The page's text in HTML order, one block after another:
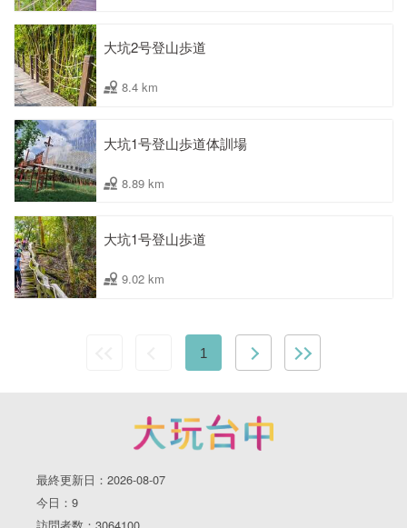
大坑2号登山歩道
8.4 km
大坑1号登山歩道体訓場
8.89 km
大坑1号登山歩道
9.02 km
1
最終更新日：2026-08-07
今日：9